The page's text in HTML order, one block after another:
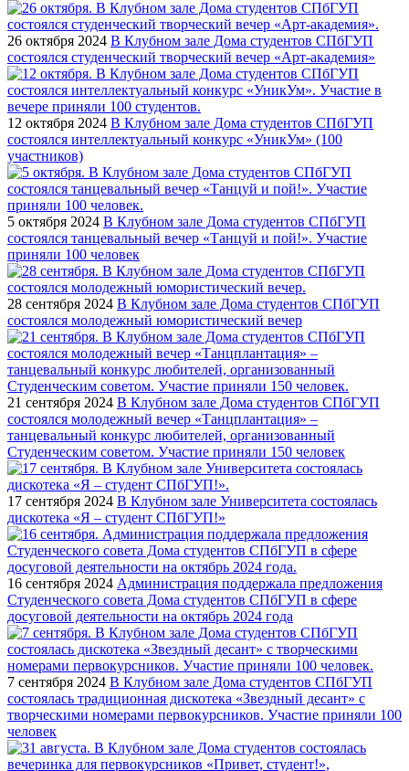
26 октября 2024 В Клубном зале Дома студентов СПбГУП
состоялся студенческий творческий вечер «Арт-академия»
12 октября 2024 В Клубном зале Дома студентов СПбГУП
состоялся интеллектуальный конкурс «УникУм» (100
участников)
5 октября 2024 В Клубном зале Дома студентов СПбГУП
состоялся танцевальный вечер «Танцуй и пой!». Участие
приняли 100 человек
28 сентября 2024 В Клубном зале Дома студентов СПбГУП
состоялся молодежный юмористический вечер
21 сентября 2024 В Клубном зале Дома студентов СПбГУП
состоялся молодежный вечер «Танцплантация» –
танцевальный конкурс любителей, организованный
Студенческим советом. Участие приняли 150 человек
17 сентября 2024 В Клубном зале Университета состоялась
дискотека «Я – студент СПбГУП!»
16 сентября 2024 Администрация поддержала предложения
Студенческого совета Дома студентов СПбГУП в сфере
досуговой деятельности на октябрь 2024 года
7 сентября 2024 В Клубном зале Дома студентов СПбГУП
состоялась традиционная дискотека «Звездный десант» с
творческими номерами первокурсников. Участие приняли 100
человек